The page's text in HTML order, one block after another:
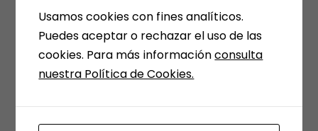
Usamos cookies con fines analíticos.
Puedes aceptar o rechazar el uso de las
cookies. Para más informaciónconsulta
nuestra Política de Cookies.